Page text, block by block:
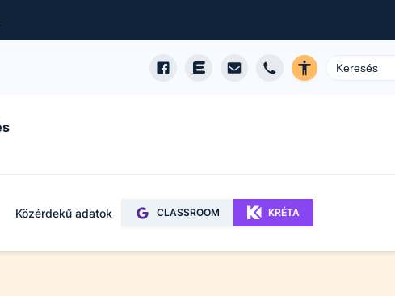
Közérdekű adatok CLASSROOM KRÉTA